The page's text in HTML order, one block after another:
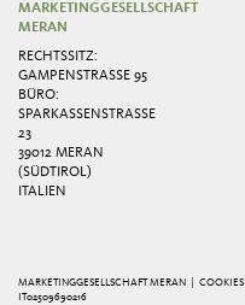
MARKETINGGESELLSCHAFT
MERAN
RECHTSSITZ:
GAMPENSTRASSE 95
BÜRO:
SPARKASSENSTRASSE 2
3
39012 MERAN
(SÜDTIROL)
ITALIEN
MARKETINGGESELLSCHAFT MERAN | COOKIES
IT02509690216